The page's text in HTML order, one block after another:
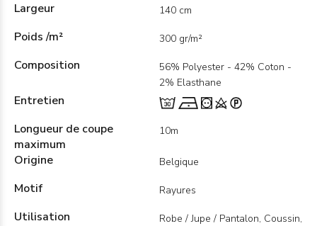
Largeur 140 cm
Poids /m² 300 gr/m²
Composition
56% Polyester - 42% Coton -
2% Elasthane
Entretien
Longueur de coupe
maximum
10m
Origine Belgique
Motif Rayures
Utilisation
Robe / Jupe / Pantalon, Coussin,